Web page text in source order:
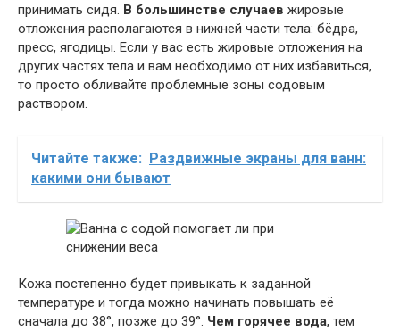
принимать сидя. В большинстве случаев жировые
отложения располагаются в нижней части тела: бёдра,
пресс, ягодицы. Если у вас есть жировые отложения на
других частях тела и вам необходимо от них избавиться,
то просто обливайте проблемные зоны содовым
раствором.
Читайте также:
Раздвижные экраны для ванн:
какими они бывают
Кожа постепенно будет привыкать к заданной
температуре и тогда можно начинать повышать её
сначала до 38°, позже до 39°. Чем горячее вода, тем